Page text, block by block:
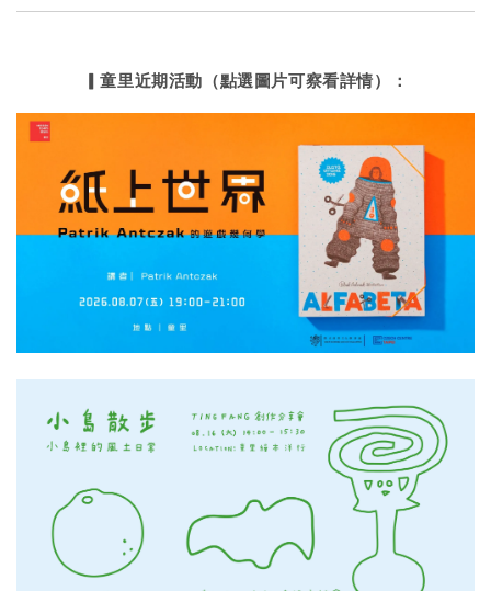
▎童里近期活動（點選圖片可察看詳情）：